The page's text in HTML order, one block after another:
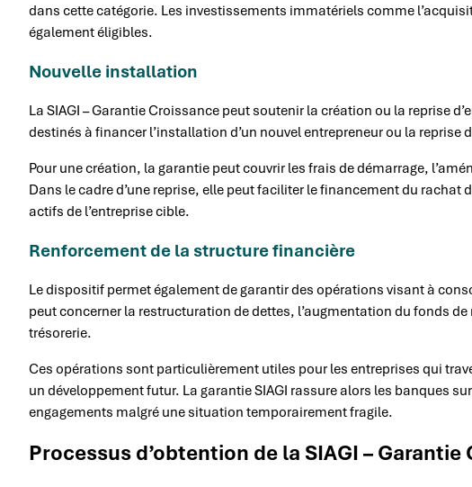
dans cette catégorie. Les investissements immatériels comme
également éligibles.
Nouvelle installation
La SIAGI – Garantie Croissance peut soutenir la création ou la reprise
destinés à financer l’installation d’un nouvel entrepreneur ou la reprise
Pour une création, la garantie peut couvrir les frais de démarrage,
Dans le cadre d’une reprise, elle peut faciliter le financement du
actifs de l’entreprise cible.
Renforcement de la structure financière
Le dispositif permet également de garantir des opérations visant à
peut concerner la restructuration de dettes, l’augmentation du fonds
trésorerie.
Ces opérations sont particulièrement utiles pour les entreprises qui
un développement futur. La garantie SIAGI rassure alors les banques
engagements malgré une situation temporairement fragile.
Processus d’obtention de la SIAGI – Garantie